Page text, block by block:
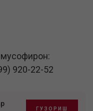
920-22-52
ГУЗОРИШ